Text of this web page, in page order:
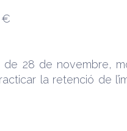
€
de 28 de novembre,
la retenció de